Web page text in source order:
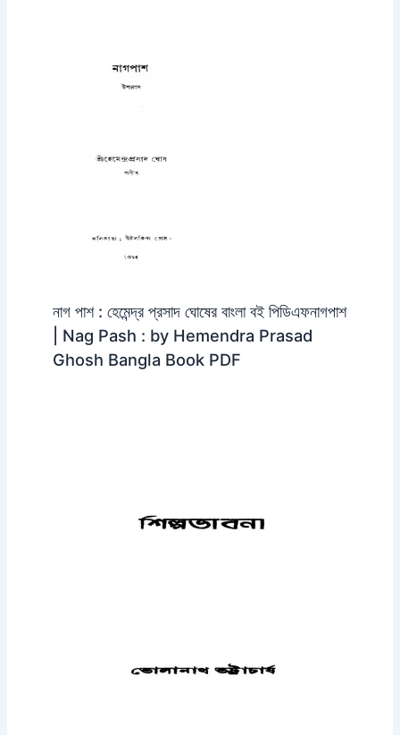
নাগ পাশ : হেমেন্দ্র প্রসাদ ঘোষের বাংলা বই পিডিএফনাগপাশ
| Nag Pash : by Hemendra Prasad
Ghosh Bangla Book PDF